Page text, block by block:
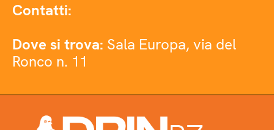
Contatti:
Dove si trova: Sala Europa, via del
Ronco n. 11